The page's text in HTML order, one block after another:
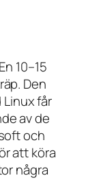
10–15
Den
Linux får
av de
och
att köra
några